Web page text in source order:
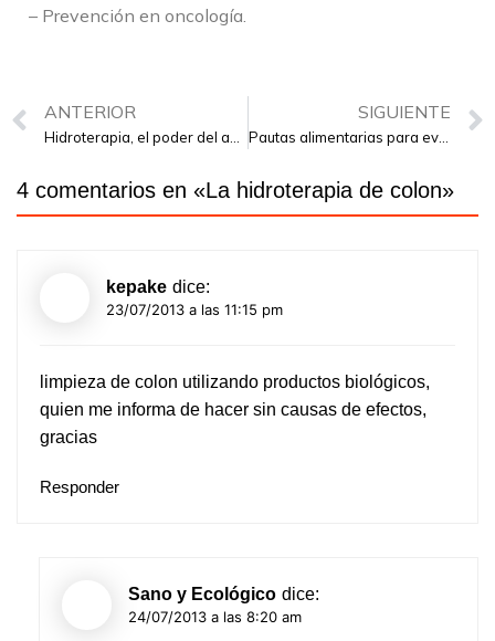
– Prevención en oncología.
ANTERIOR SIGUIENTE
Pautas alimentarias para evitar el insomnio
4 comentarios en «La hidroterapia de colon»
kepake dice:
23/07/2013 a las 11:15 pm
limpieza de colon utilizando productos biológicos,
quien me informa de hacer sin causas de efectos,
gracias
Responder
Sano y Ecológico dice:
24/07/2013 a las 8:20 am